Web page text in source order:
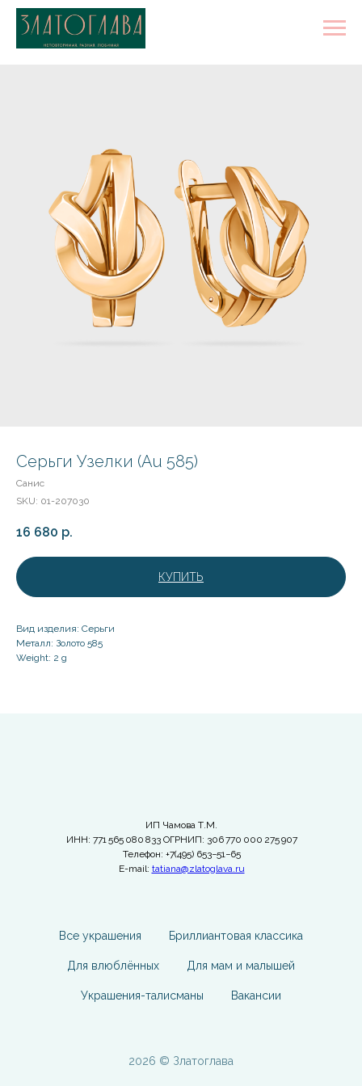
Серьги Узелки (Au 585)
Санис
SKU: 01-207030
16 680 р.
КУПИТЬ
Вид изделия: Серьги
Металл: Золото 585
Weight: 2 g
ИП Чамова Т.М.
ИНН: 771 565 080 833 ОГРНИП: 306 770 000 275 907
Телефон: +7(495) 653−51−65
E-mail: tatiana@zlatoglava.ru
Все украшения Бриллиантовая классика
Для влюблённых Для мам и малышей
Украшения-талисманы Вакансии
2026 © Златоглава